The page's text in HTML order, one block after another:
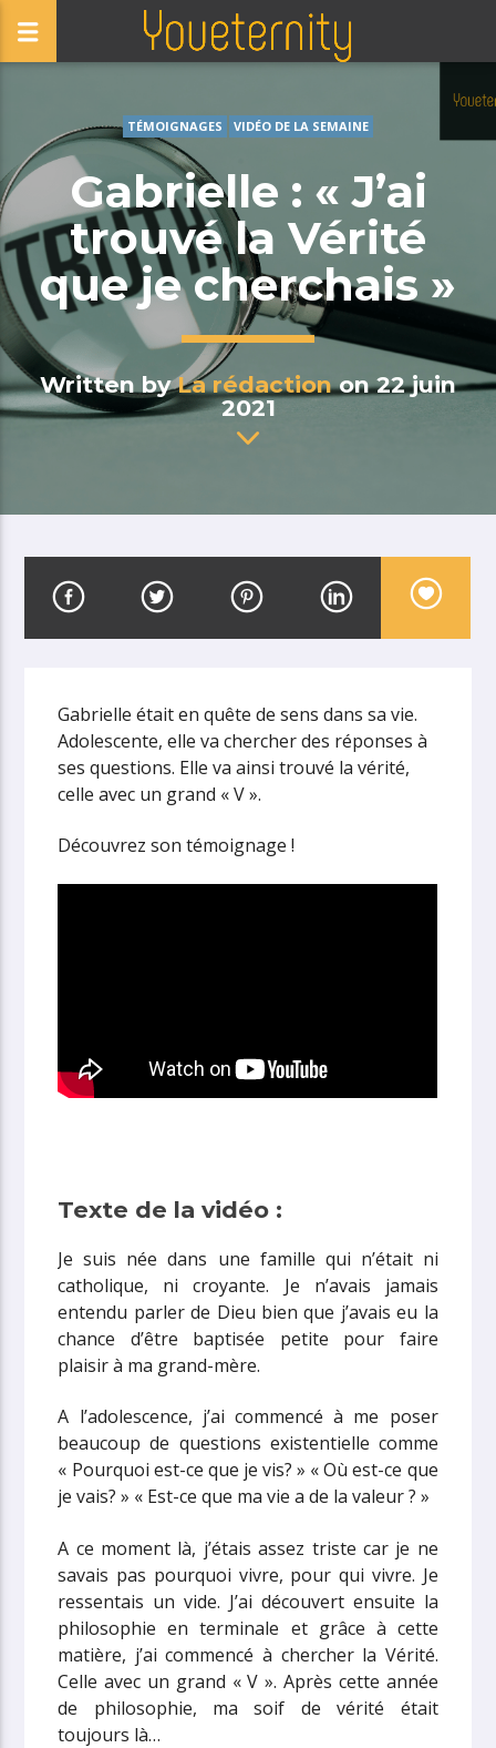
TÉMOIGNAGES VIDÉO DE LA SEMAINE
Gabrielle : « J’ai
trouvé la Vérité
que je cherchais »
Written byLa rédactionon 22 juin
2021
Gabrielle était en quête de sens dans sa vie.
Adolescente, elle va chercher des réponses à
ses questions. Elle va ainsi trouvé la vérité,
celle avec un grand « V ».
Découvrez son témoignage !
Texte de la vidéo :
Je suis née dans une famille qui n’était ni
catholique, ni croyante. Je n’avais jamais
entendu parler de Dieu bien que j’avais eu la
chance d’être baptisée petite pour faire
plaisir à ma grand-mère.
A l’adolescence, j’ai commencé à me poser
beaucoup de questions existentielle comme
« Pourquoi est-ce que je vis? » « Où est-ce que
je vais? » « Est-ce que ma vie a de la valeur ? »
A ce moment là, j’étais assez triste car je ne
savais pas pourquoi vivre, pour qui vivre. Je
ressentais un vide. J’ai découvert ensuite la
philosophie en terminale et grâce à cette
matière, j’ai commencé à chercher la Vérité.
Celle avec un grand « V ». Après cette année
de philosophie, ma soif de vérité était
toujours là…